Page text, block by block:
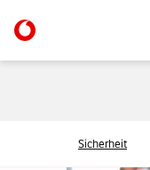
Sicherheit